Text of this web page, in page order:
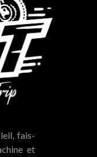
fais-
et